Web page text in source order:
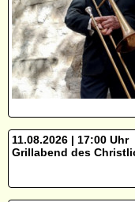
11.08.2026 | 17:00 Uhr
Grillabend des